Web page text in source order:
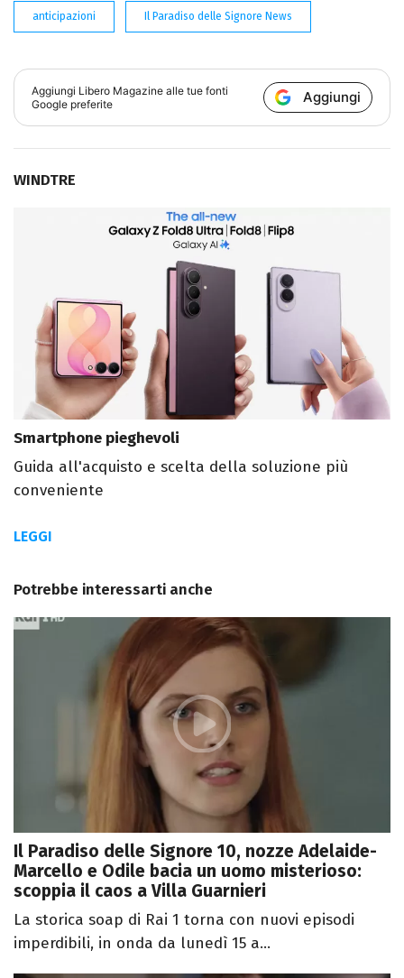
anticipazioni Il Paradiso delle Signore News
Aggiungi Libero Magazine alle tue fonti
Google preferite
Aggiungi
WINDTRE
Smartphone pieghevoli
Guida all'acquisto e scelta della soluzione più
conveniente
LEGGI
Potrebbe interessarti anche
Il Paradiso delle Signore 10, nozze Adelaide-
Marcello e Odile bacia un uomo misterioso:
scoppia il caos a Villa Guarnieri
La storica soap di Rai 1 torna con nuovi episodi
imperdibili, in onda da lunedì 15 a...